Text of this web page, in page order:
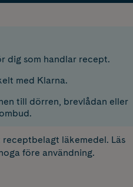
dig som handlar recept.
med Klarna.
till dörren, brevlådan eller
receptbelagt läkemedel. Läs
före användning.